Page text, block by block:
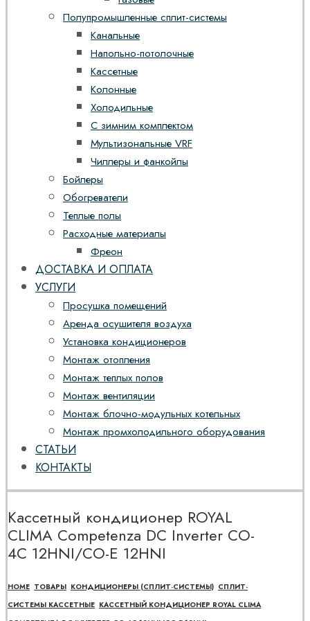
Полупромышленные сплит-системы
Канальные
Напольно-потолочные
Кассетные
Колонные
Холодильные
С зимним комплектом
Мультизональные VRF
Чиллеры и фанкойлы
Бойлеры
Обогреватели
Теплые полы
Расходные материалы
Фреон
ДОСТАВКА И ОПЛАТА
УСЛУГИ
Просушка помещений
Аренда осушителя воздуха
Установка кондиционеров
Монтаж отопления
Монтаж теплых полов
Монтаж вентиляции
Монтаж блочно-модульных котельных
Монтаж промхолодильного оборудования
СТАТЬИ
КОНТАКТЫ
Кассетный кондиционер ROYAL
CLIMA Competenza DC Inverter CO-
4C 12HNI/CO-E 12HNI
HOME ТОВАРЫ КОНДИЦИОНЕРЫ (СПЛИТ-СИСТЕМЫ) СПЛИТ-
СИСТЕМЫ КАССЕТНЫЕ КАССЕТНЫЙ КОНДИЦИОНЕР ROYAL CLIMA